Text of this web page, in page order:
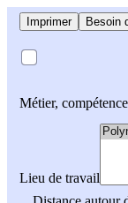
Imprimer Besoin
Métier,
Lieu de travail